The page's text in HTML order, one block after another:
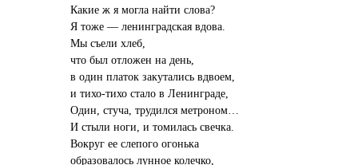
Какие ж я могла найти слова?
Я тоже — ленинградская вдова.
Мы съели хлеб,
что был отложен на день,
в один платок закутались вдвоем,
и тихо-тихо стало в Ленинграде,
Один, стуча, трудился метроном…
И стыли ноги, и томилась свечка.
Вокруг ее слепого огонька
образовалось лунное колечко,